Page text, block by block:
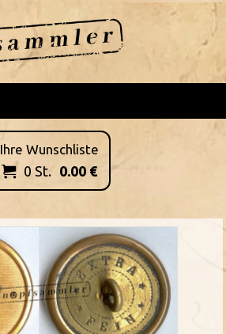
Ihre Wunschliste
 0 St. 0.00€